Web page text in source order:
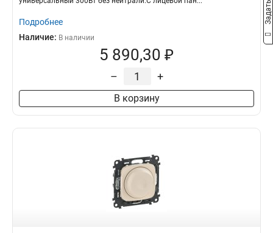
Подробнее
Наличие: В наличии
5 890,30 ₽
– +
В корзину